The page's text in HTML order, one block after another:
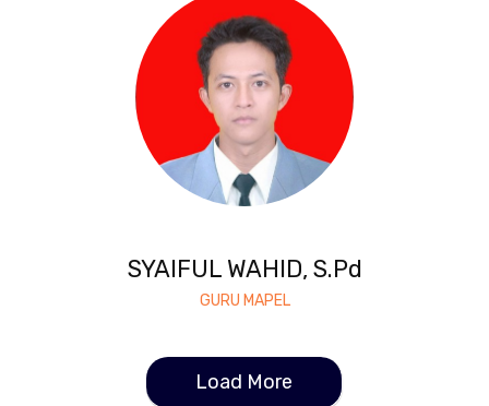
SYAIFUL WAHID, S.Pd
GURU MAPEL
Load More